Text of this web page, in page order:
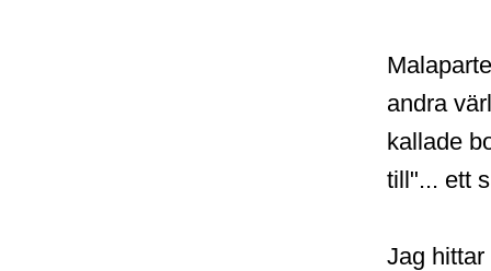
andra
kallade
till"... ett
Jag